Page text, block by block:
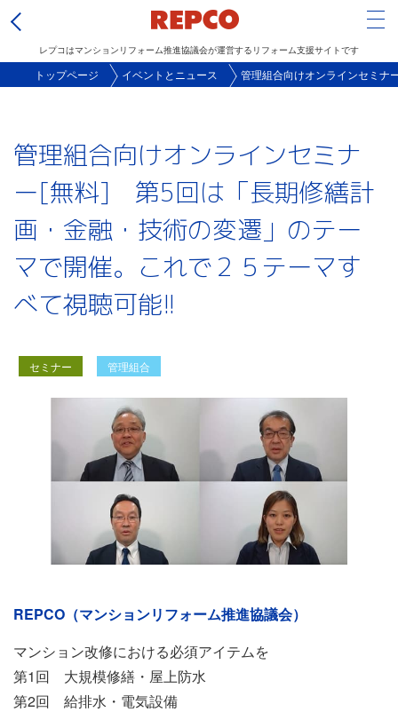
レプコはマンションリフォーム推進協議会が運営するリフォーム支援サイトです
トップページ イベントとニュース 管理組合向けオンラインセミナ
管理組合向けオンラインセミナ
ー[無料] 第5回は「長期修繕計
画・金融・技術の変遷」のテー
マで開催。これで２５テーマす
べて視聴可能!!
セミナー 管理組合
ベ
ン
ト
情
REPCO（マンションリフォーム推進協議会）
マンション改修における必須アイテムを
第1回 大規模修繕・屋上防水
第2回 給排水・電気設備